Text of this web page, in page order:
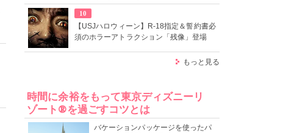
10
【USJハロウィーン】R-18指定＆誓約書必
須のホラーアトラクション「残像」登場
もっと見る
時間に余裕をもって東京ディズニーリ
ゾート®を過ごすコツとは
バケーションパッケージを使ったパ